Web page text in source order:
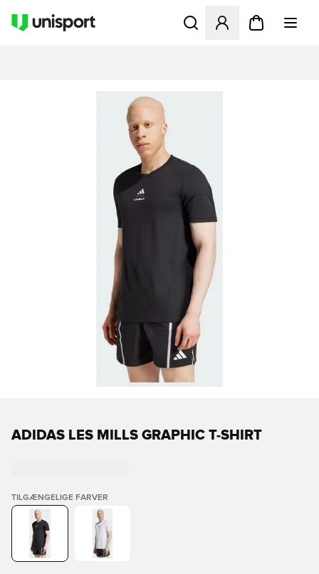
Åbner en Modal til at
ADIDAS LES MILLS GRAPHIC T-SHIRT
TILGÆNGELIGE FARVER